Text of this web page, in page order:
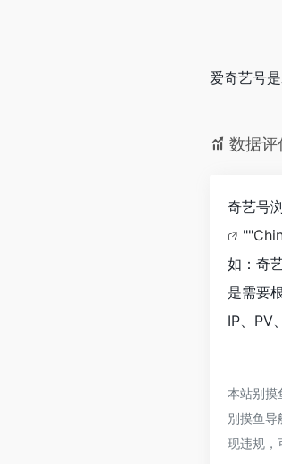
爱奇艺号
数据评
奇艺号
""
如：奇
是需要
IP、PV
本站别摸
别摸鱼导
现违规，